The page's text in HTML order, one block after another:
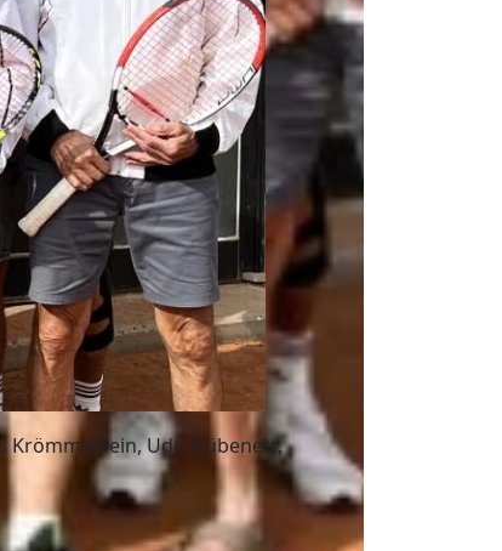
Krömmelbein, Udo Hübenett,